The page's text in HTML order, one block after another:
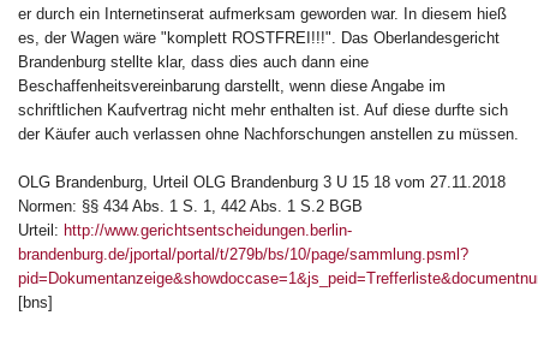
er durch ein Internetinserat aufmerksam geworden war. In diesem hieß
es, der Wagen wäre "komplett ROSTFREI!!!". Das Oberlandesgericht
Brandenburg stellte klar, dass dies auch dann eine
Beschaffenheitsvereinbarung darstellt, wenn diese Angabe im
schriftlichen Kaufvertrag nicht mehr enthalten ist. Auf diese durfte sich
der Käufer auch verlassen ohne Nachforschungen anstellen zu müssen.
OLG Brandenburg, Urteil OLG Brandenburg 3 U 15 18 vom 27.11.2018
Normen: §§ 434 Abs. 1 S. 1, 442 Abs. 1 S.2 BGB
Urteil: http://www.gerichtsentscheidungen.berlin-
brandenburg.de/jportal/portal/t/279b/bs/10/page/sammlung.psml?
[bns]